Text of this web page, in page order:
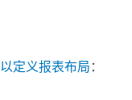
定义报表布局 ：